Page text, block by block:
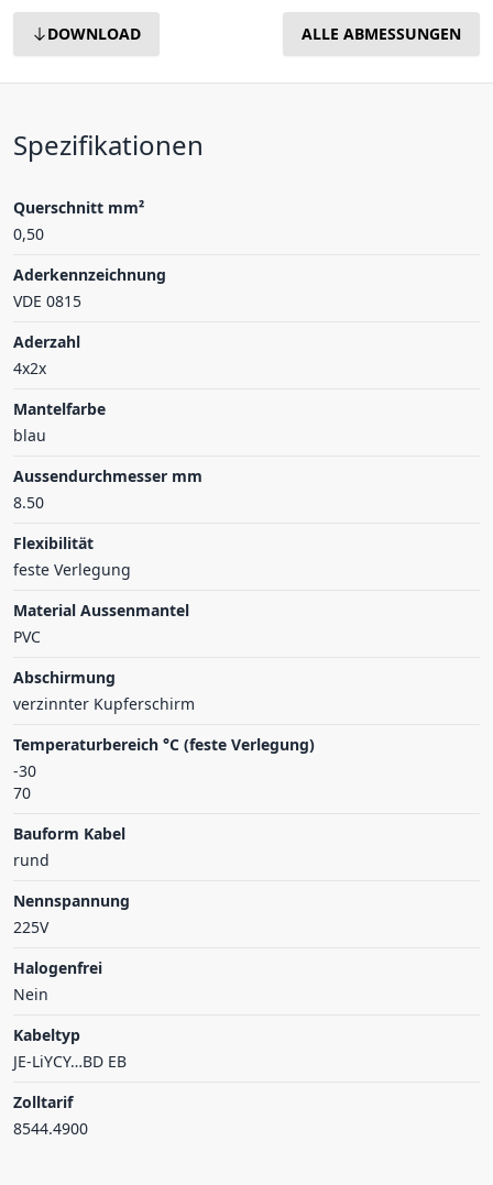
DOWNLOAD ALLE ABMESSUNGEN
Spezifikationen
Querschnitt mm²
0,50
Aderkennzeichnung
VDE 0815
Aderzahl
4x2x
Mantelfarbe
blau
Aussendurchmesser mm
8.50
Flexibilität
feste Verlegung
Material Aussenmantel
PVC
Abschirmung
verzinnter Kupferschirm
Temperaturbereich °C (feste Verlegung)
-30
70
Bauform Kabel
rund
Nennspannung
225V
Halogenfrei
Nein
Kabeltyp
JE-LiYCY…BD EB
Zolltarif
8544.4900